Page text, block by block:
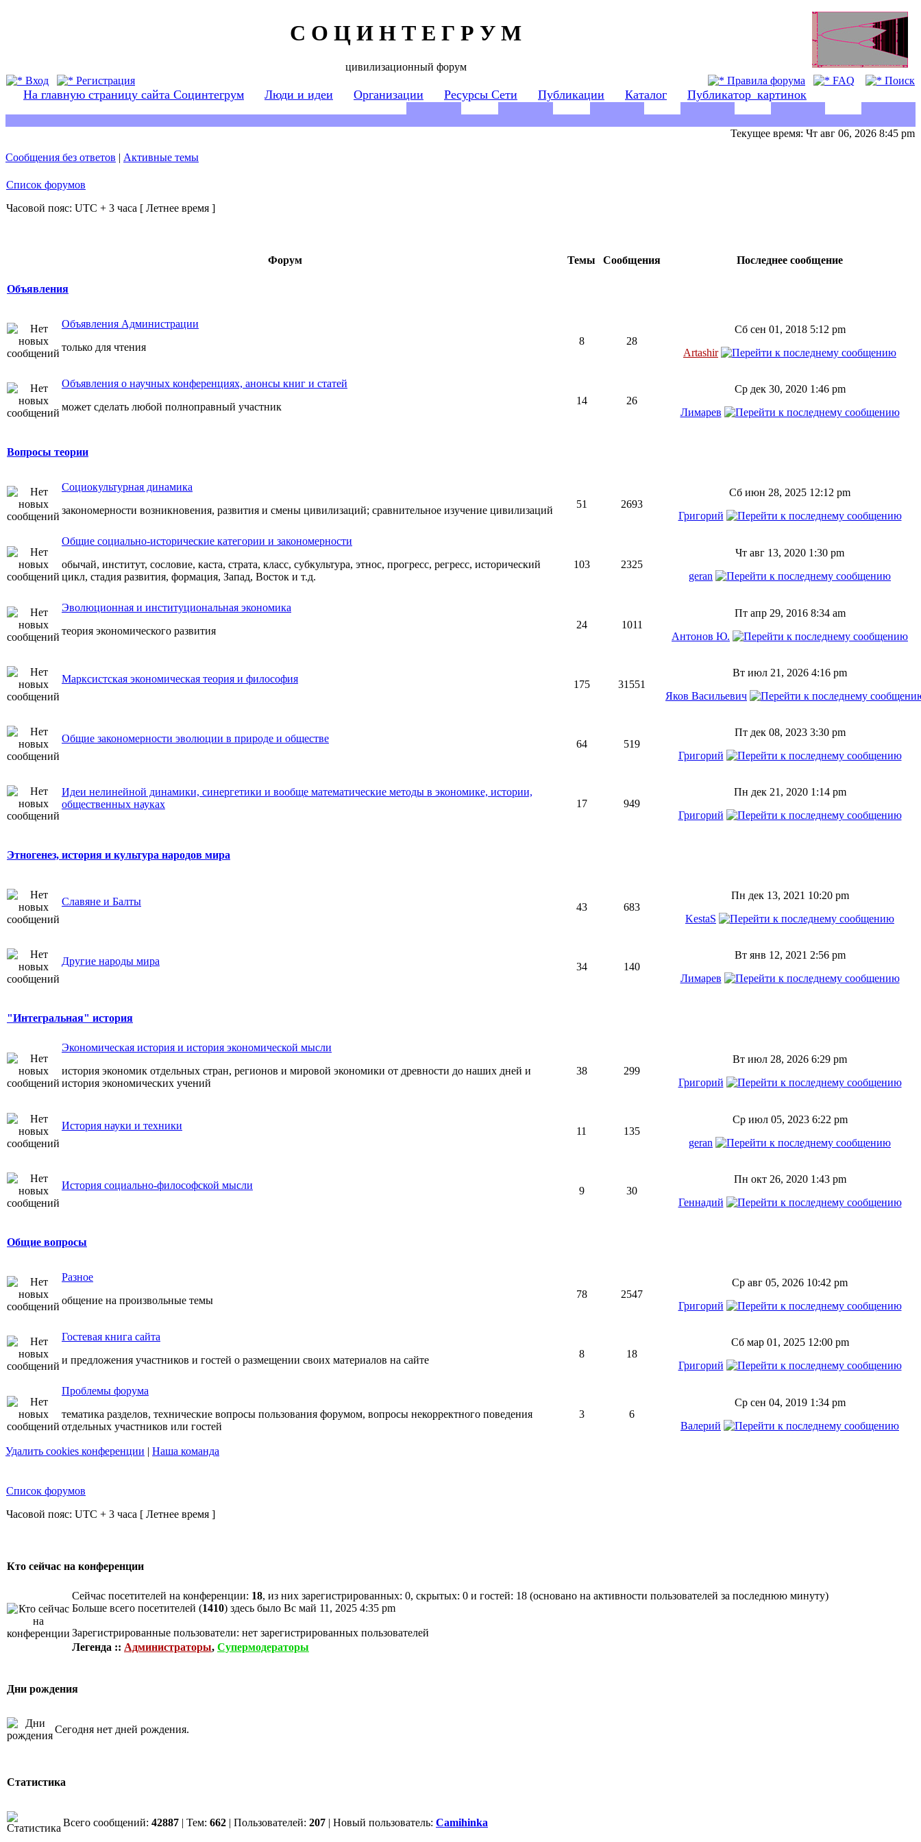
С О Ц И Н Т Е Г Р У М
цивилизационный форум
Вход
Регистрация Правила форума FAQ Поиск
На главную страницу сайта Социнтегрум Люди и идеи Организации Ресурсы Сети Публикации Каталог Публикатор_картинок
Текущее время: Чт авг 06, 2026 8:45 pm
Сообщения без ответов | Активные темы
Список форумов
Часовой пояс: UTC + 3 часа [ Летнее время ]
Форум Темы Сообщения Последнее сообщение
Объявления
Объявления Администрации
только для чтения
8 28
Сб сен 01, 2018 5:12 pm
Artashir
Объявления о научных конференциях, анонсы книг и статей
может сделать любой полноправный участник
14 26
Ср дек 30, 2020 1:46 pm
Лимарев
Вопросы теории
Социокультурная динамика
закономерности возникновения, развития и смены цивилизаций; сравнительное изучение цивилизаций
51 2693
Сб июн 28, 2025 12:12 pm
Григорий
Общие социально-исторические категории и закономерности
обычай, институт, сословие, каста, страта, класс, субкультура, этнос, прогресс, регресс, исторический
цикл, стадия развития, формация, Запад, Восток и т.д.
103 2325
Чт авг 13, 2020 1:30 pm
geran
Эволюционная и институциональная экономика
теория экономического развития
24 1011
Пт апр 29, 2016 8:34 am
Антонов Ю.
Марксистская экономическая теория и философия 175 31551
Вт июл 21, 2026 4:16 pm
Яков Васильевич
Общие закономерности эволюции в природе и обществе 64 519
Пт дек 08, 2023 3:30 pm
Григорий
Идеи нелинейной динамики, синергетики и вообще математические методы в экономике, истории,
общественных науках
17 949
Пн дек 21, 2020 1:14 pm
Григорий
Этногенез, история и культура народов мира
Славяне и Балты 43 683
Пн дек 13, 2021 10:20 pm
KestaS
Другие народы мира 34 140
Вт янв 12, 2021 2:56 pm
Лимарев
"Интегральная" история
Экономическая история и история экономической мысли
история экономик отдельных стран, регионов и мировой экономики от древности до наших дней и
история экономических учений
38 299
Вт июл 28, 2026 6:29 pm
Григорий
История науки и техники 11 135
Ср июл 05, 2023 6:22 pm
geran
История социально-философской мысли 9 30
Пн окт 26, 2020 1:43 pm
Геннадий
Общие вопросы
Разное
общение на произвольные темы
78 2547
Ср авг 05, 2026 10:42 pm
Григорий
Гостевая книга сайта
и предложения участников и гостей о размещении своих материалов на сайте
8 18
Сб мар 01, 2025 12:00 pm
Григорий
Проблемы форума
тематика разделов, технические вопросы пользования форумом, вопросы некорректного поведения
отдельных участников или гостей
3 6
Ср сен 04, 2019 1:34 pm
Валерий
Удалить cookies конференции | Наша команда
Список форумов
Часовой пояс: UTC + 3 часа [ Летнее время ]
Кто сейчас на конференции
Сейчас посетителей на конференции: 18, из них зарегистрированных: 0, скрытых: 0 и гостей: 18 (основано на активности пользователей за последнюю минуту)
Больше всего посетителей (1410) здесь было Вс май 11, 2025 4:35 pm
Зарегистрированные пользователи: нет зарегистрированных пользователей
Легенда :: Администраторы, Супермодераторы
Дни рождения
Сегодня нет дней рождения.
Статистика
Всего сообщений: 42887 | Тем: 662 | Пользователей: 207 | Новый пользователь: Camihinka